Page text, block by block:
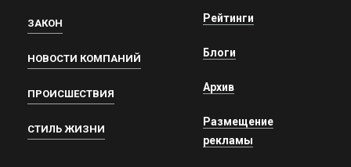
ЗАКОН
НОВОСТИ КОМПАНИЙ
ПРОИСШЕСТВИЯ
СТИЛЬ ЖИЗНИ
Рейтинги
Блоги
Архив
Размещение
рекламы